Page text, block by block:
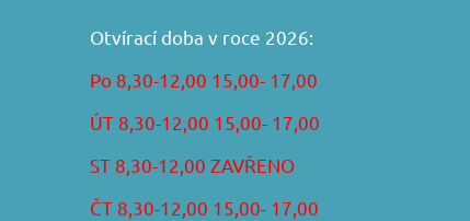
Otvírací doba v roce 2026:
Po 8,30-12,00 15,00- 17,00
ÚT 8,30-12,00 15,00- 17,00
ST 8,30-12,00 ZAVŘENO
ČT 8,30-12,00 15,00- 17,00